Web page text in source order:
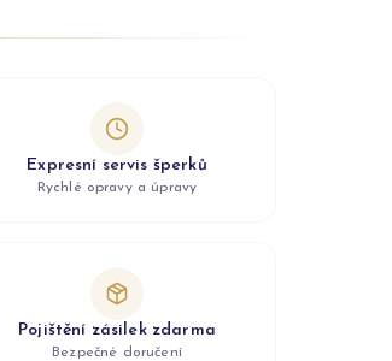
Expresní servis šperků
Rychlé opravy a úpravy
Pojištění zásilek zdarma
Bezpečné doručení